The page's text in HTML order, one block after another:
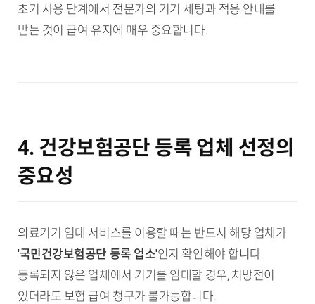
초기 사용 단계에서 전문가의 기기 세팅과 적응 안내를
받는 것이 급여 유지에 매우 중요합니다.
4. 건강보험공단 등록 업체 선정의
중요성
의료기기 임대 서비스를 이용할 때는 반드시 해당 업체가
'국민건강보험공단 등록 업소'인지 확인해야 합니다.
등록되지 않은 업체에서 기기를 임대할 경우, 처방전이
있더라도 보험 급여 청구가 불가능합니다.